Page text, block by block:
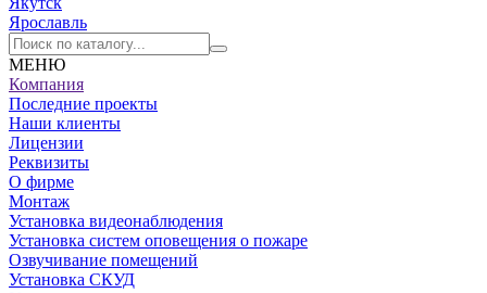
Ярославль
МЕНЮ
Компания
Последние проекты
Наши клиенты
Лицензии
Реквизиты
О фирме
Монтаж
Установка видеонаблюдения
Установка систем оповещения о пожаре
Озвучивание помещений
Установка СКУД